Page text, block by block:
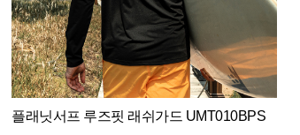
플래닛서프 루즈핏 래쉬가드 UMT010BPS